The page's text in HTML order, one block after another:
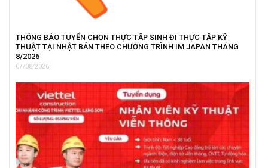
THÔNG BÁO TUYỂN CHỌN THỰC TẬP SINH ĐI THỰC TẬP KỸ
THUẬT TẠI NHẬT BẢN THEO CHƯƠNG TRÌNH IM JAPAN THÁNG
8/2026
07/08/2026